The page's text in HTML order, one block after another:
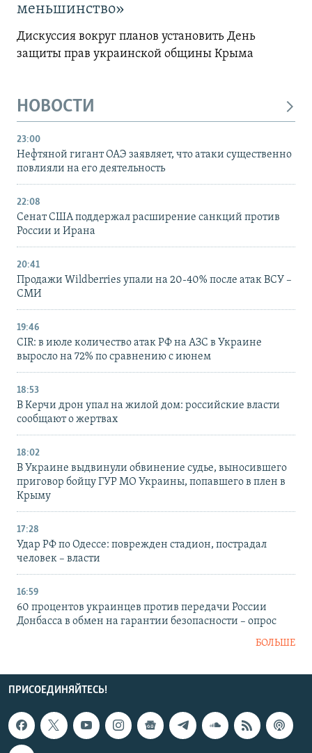
меньшинство»
Дискуссия вокруг планов установить День
защиты прав украинской общины Крыма
НОВОСТИ
23:00
Нефтяной гигант ОАЭ заявляет, что атаки существенно
повлияли на его деятельность
22:08
Сенат США поддержал расширение санкций против
России и Ирана
20:41
Продажи Wildberries упали на 20-40% после атак ВСУ –
СМИ
19:46
CIR: в июле количество атак РФ на АЗС в Украине
выросло на 72% по сравнению с июнем
18:53
В Керчи дрон упал на жилой дом: российские власти
сообщают о жертвах
18:02
В Украине выдвинули обвинение судье, выносившего
приговор бойцу ГУР МО Украины, попавшего в плен в
Крыму
17:28
Удар РФ по Одессе: поврежден стадион, пострадал
человек – власти
16:59
60 процентов украинцев против передачи России
Донбасса в обмен на гарантии безопасности – опрос
БОЛЬШЕ
ПРИСОЕДИНЯЙТЕСЬ!